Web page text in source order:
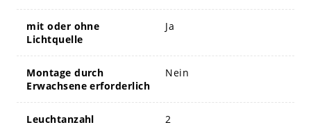
mit oder ohne
Lichtquelle
Ja
Montage durch
Erwachsene erforderlich
Nein
Leuchtanzahl 2